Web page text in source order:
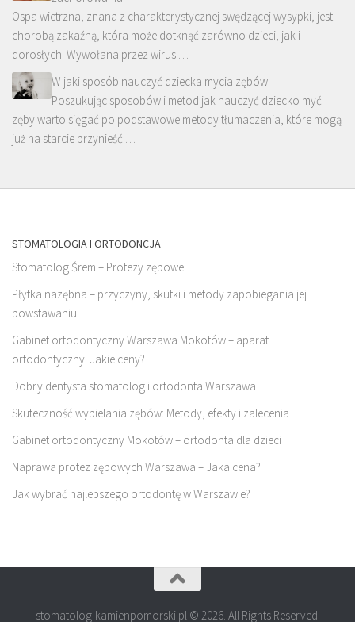
Ospa wietrzna, znana z charakterystycznej swędzącej wysypki, jest
chorobą zakaźną, która może dotknąć zarówno dzieci, jak i
dorosłych. Wywołana przez wirus …
W jaki sposób nauczyć dziecka mycia zębów
Poszukując sposobów i metod jak nauczyć dziecko myć
zęby warto sięgać po podstawowe metody tłumaczenia, które mogą
już na starcie przynieść …
STOMATOLOGIA I ORTODONCJA
Stomatolog Śrem – Protezy zębowe
Płytka nazębna – przyczyny, skutki i metody zapobiegania jej
powstawaniu
Gabinet ortodontyczny Warszawa Mokotów – aparat
ortodontyczny. Jakie ceny?
Dobry dentysta stomatolog i ortodonta Warszawa
Skuteczność wybielania zębów: Metody, efekty i zalecenia
Gabinet ortodontyczny Mokotów – ortodonta dla dzieci
Naprawa protez zębowych Warszawa – Jaka cena?
Jak wybrać najlepszego ortodontę w Warszawie?
stomatolog-kamienpomorski.pl © 2026. All Rights Reserved.